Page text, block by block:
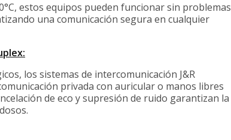
estos equipos pueden funcionar sin problemas
una comunicación segura en cualquier
los sistemas de intercomunicación J&R
privada con auricular o manos libres
de eco y supresión de ruido garantizan la